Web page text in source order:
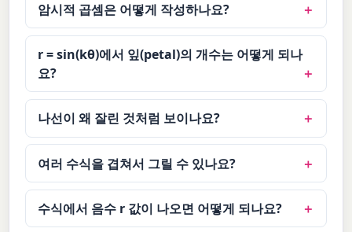
암시적 곱셈은 어떻게 작성하나요?
r = sin(kθ)에서 잎(petal)의 개수는 어떻게 되나
요?
나선이 왜 잘린 것처럼 보이나요?
여러 수식을 겹쳐서 그릴 수 있나요?
수식에서 음수 r 값이 나오면 어떻게 되나요?